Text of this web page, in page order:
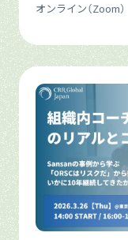
オンライン（Zoom）